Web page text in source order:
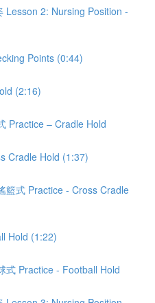
Lesson 2: Nursing Position -
Points (0:44)
(2:16)
Practice – Cradle Hold
Cradle Hold (1:37)
籃式 Practice - Cross Cradle
Hold (1:22)
式 Practice - Football Hold